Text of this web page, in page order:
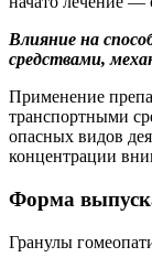
Влияние на
средствами,
Применение
транспортными
опасных видов
концентрации
Форма
Гранулы